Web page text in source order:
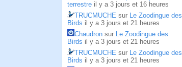
terrestre il y a 3 jours et 16 heures
TRUCMUCHE sur Le Zoodingue des
Birds il y a 3 jours et 21 heures
Chaudron sur Le Zoodingue des
Birds il y a 3 jours et 21 heures
TRUCMUCHE sur Le Zoodingue des
Birds il y a 3 jours et 21 heures